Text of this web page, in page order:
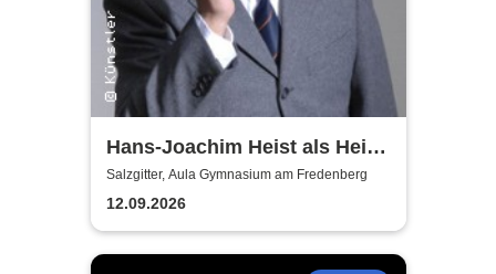
Hans-Joachim Heist als Heinz
Erhard - Noch'n Gedicht
Salzgitter, Aula Gymnasium am Fredenberg
12.09.2026